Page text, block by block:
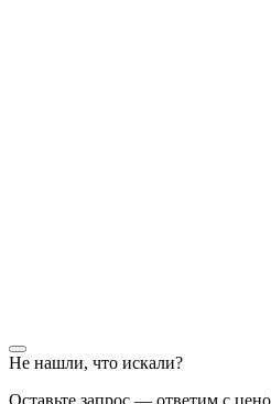
Не нашли, что искали?